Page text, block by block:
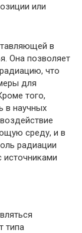
или
в
Она позволяет
что
для
того,
в научных
среду, и в
радиации
источниками
типа